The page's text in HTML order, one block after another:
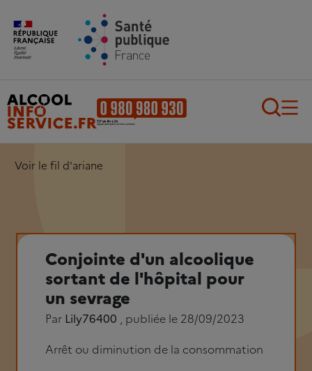
Aller au contenu principal
Voir le fil d'ariane
Conjointe d'un alcoolique
sortant de l'hôpital pour
un sevrage
Par Lily76400 , publiée le 28/09/2023
Arrêt ou diminution de la consommation